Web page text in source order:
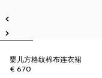
婴儿方格纹棉布连衣裙
€ 670